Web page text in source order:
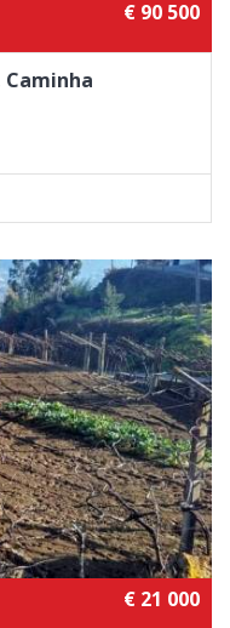
€ 90 500
Caminha
€ 21 000